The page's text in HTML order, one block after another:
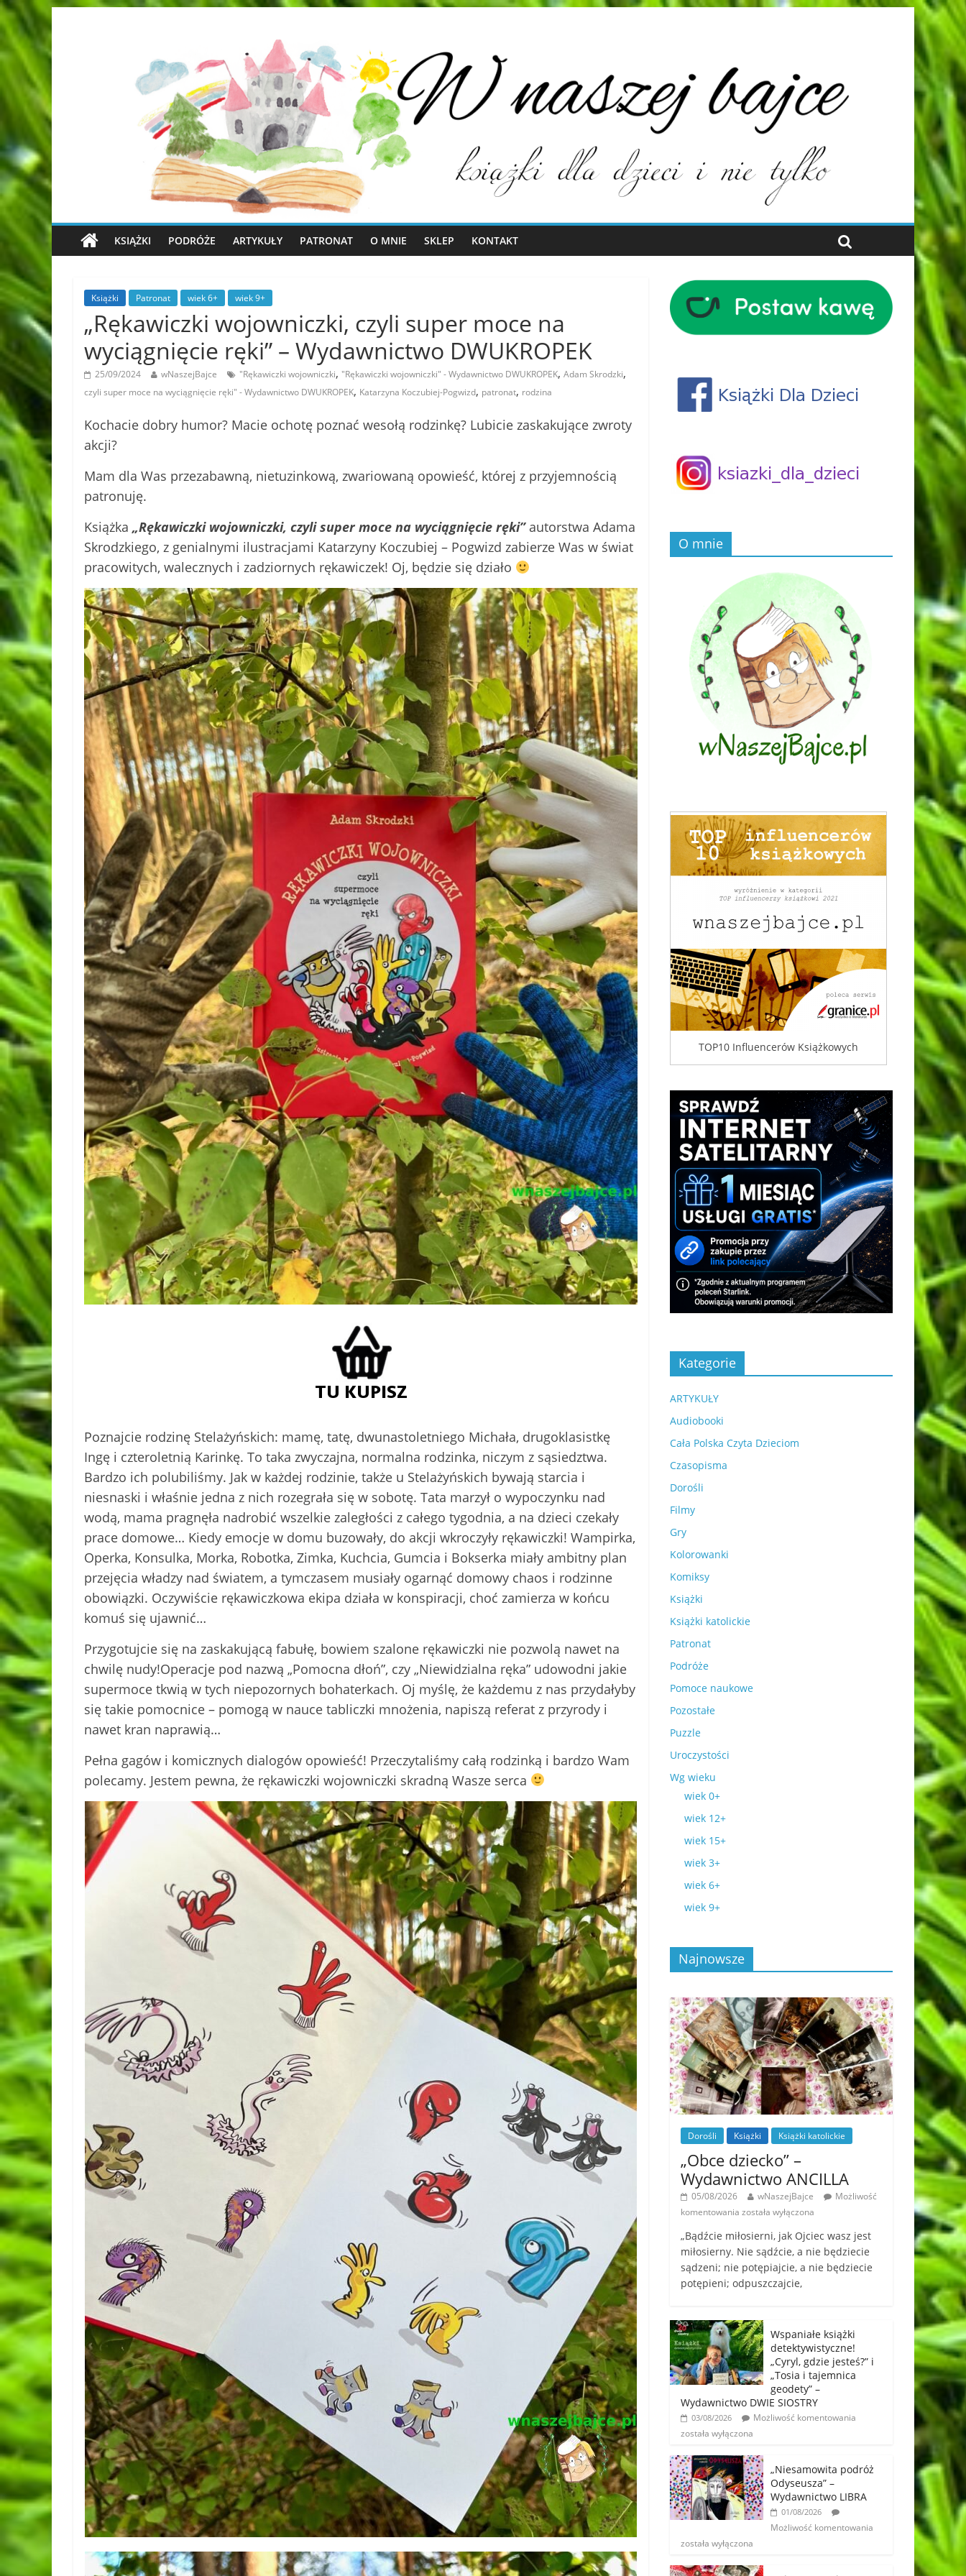
KSIĄŻKI PODRÓŻE ARTYKUŁY PATRONAT O MNIE SKLEP KONTAKT
Książki Patronat wiek 6+ wiek 9+
„Rękawiczki wojowniczki, czyli super moce na
wyciągnięcie ręki” – Wydawnictwo DWUKROPEK
25/09/2024 wNaszejBajce "Rękawiczki wojowniczki, "Rękawiczki wojowniczki" - Wydawnictwo DWUKROPEK, Adam Skrodzki,
czyli super moce na wyciągnięcie ręki" - Wydawnictwo DWUKROPEK, Katarzyna Koczubiej-Pogwizd, patronat, rodzina
Kochacie dobry humor? Macie ochotę poznać wesołą rodzinkę? Lubicie zaskakujące zwroty
akcji?
Mam dla Was przezabawną, nietuzinkową, zwariowaną opowieść, której z przyjemnością
patronuję.
Książka „Rękawiczki wojowniczki, czyli super moce na wyciągnięcie ręki” autorstwa Adama
Skrodzkiego, z genialnymi ilustracjami Katarzyny Koczubiej – Pogwizd zabierze Was w świat
pracowitych, walecznych i zadziornych rękawiczek! Oj, będzie się działo
Poznajcie rodzinę Stelażyńskich: mamę, tatę, dwunastoletniego Michała, drugoklasistkę
Ingę i czteroletnią Karinkę. To taka zwyczajna, normalna rodzinka, niczym z sąsiedztwa.
Bardzo ich polubiliśmy. Jak w każdej rodzinie, także u Stelażyńskich bywają starcia i
niesnaski i właśnie jedna z nich rozegrała się w sobotę. Tata marzył o wypoczynku nad
wodą, mama pragnęła nadrobić wszelkie zaległości z całego tygodnia, a na dzieci czekały
prace domowe… Kiedy emocje w domu buzowały, do akcji wkroczyły rękawiczki! Wampirka,
Operka, Konsulka, Morka, Robotka, Zimka, Kuchcia, Gumcia i Bokserka miały ambitny plan
przejęcia władzy nad światem, a tymczasem musiały ogarnąć domowy chaos i rodzinne
obowiązki. Oczywiście rękawiczkowa ekipa działa w konspiracji, choć zamierza w końcu
komuś się ujawnić…
Przygotujcie się na zaskakującą fabułę, bowiem szalone rękawiczki nie pozwolą nawet na
chwilę nudy!Operacje pod nazwą „Pomocna dłoń”, czy „Niewidzialna ręka” udowodni jakie
supermoce tkwią w tych niepozornych bohaterkach. Oj myślę, że każdemu z nas przydałyby
się takie pomocnice – pomogą w nauce tabliczki mnożenia, napiszą referat z przyrody i
nawet kran naprawią…
Pełna gagów i komicznych dialogów opowieść! Przeczytaliśmy całą rodzinką i bardzo Wam
polecamy. Jestem pewna, że rękawiczki wojowniczki skradną Wasze serca
O mnie
TOP10 Influencerów Książkowych
Kategorie
ARTYKUŁY
Audiobooki
Cała Polska Czyta Dzieciom
Czasopisma
Dorośli
Filmy
Gry
Kolorowanki
Komiksy
Książki
Książki katolickie
Patronat
Podróże
Pomoce naukowe
Pozostałe
Puzzle
Uroczystości
Wg wieku
wiek 0+
wiek 12+
wiek 15+
wiek 3+
wiek 6+
wiek 9+
Najnowsze
Dorośli Książki Książki katolickie
„Obce dziecko” –
Wydawnictwo ANCILLA
05/08/2026 wNaszejBajce
Możliwość
komentowania została wyłączona
„Bądźcie miłosierni, jak Ojciec wasz jest
miłosierny. Nie sądźcie, a nie będziecie
sądzeni; nie potępiajcie, a nie będziecie
potępieni; odpuszczajcie,
Wspaniałe książki
detektywistyczne!
„Cyryl, gdzie jesteś?” i
„Tosia i tajemnica
geodety” –
Wydawnictwo DWIE SIOSTRY
03/08/2026
Możliwość komentowania
została wyłączona
„Niesamowita podróż
Odyseusza” –
Wydawnictwo LIBRA
01/08/2026
Możliwość komentowania
została wyłączona